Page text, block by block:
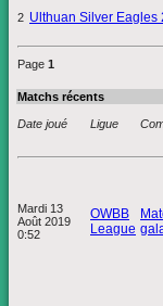
2 Ulthuan Silver Eagles
Page 1
Matchs récents
Date joué Ligue
Mardi 13
Août 2019
0:52
OWBB
League